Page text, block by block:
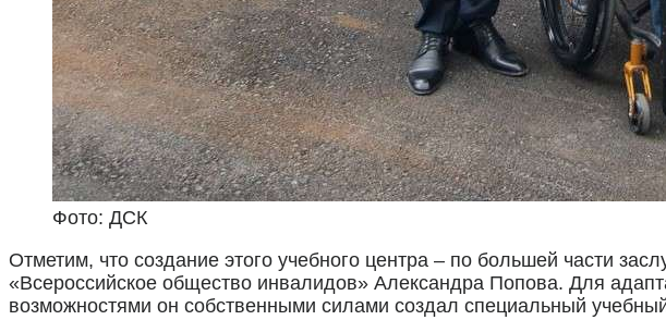
Фото: ДСК
Отметим, что создание этого учебного центра – по большей части
«Всероссийское общество инвалидов» Александра Попова. Для
возможностями он собственными силами создал специальный